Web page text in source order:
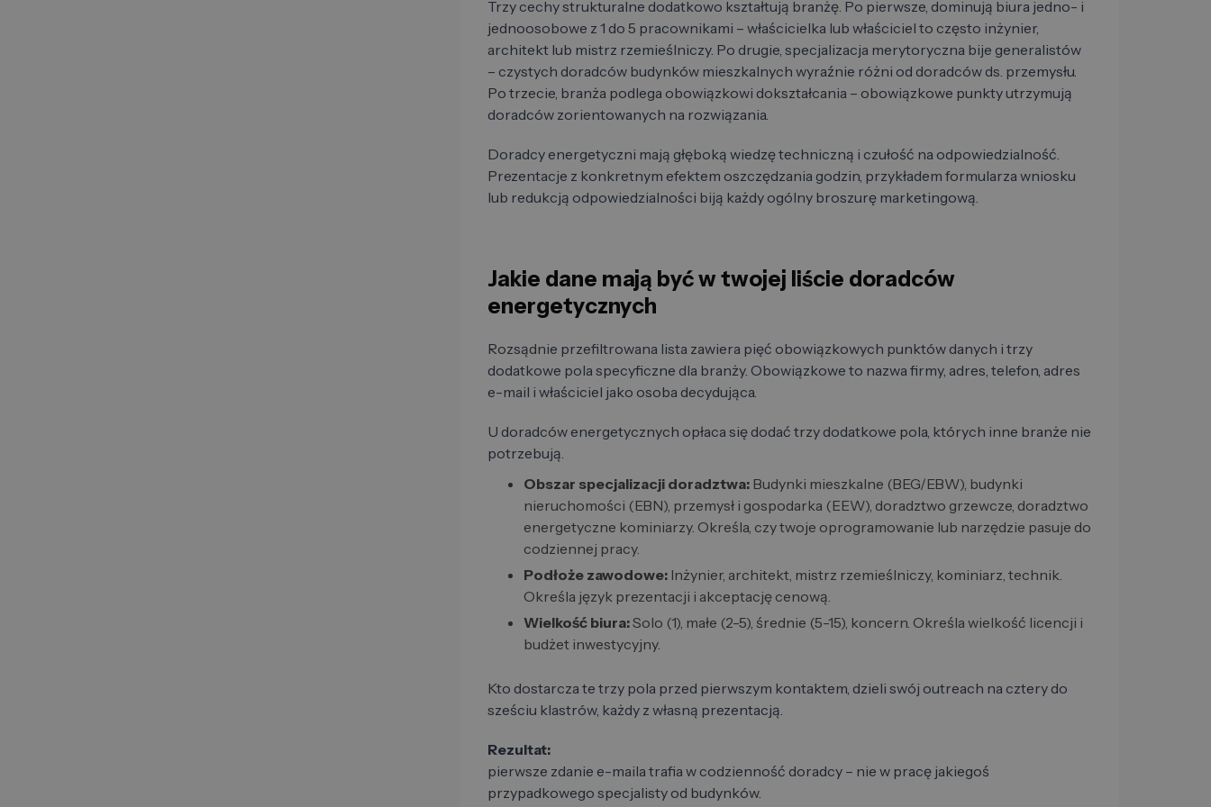
Trzy cechy strukturalne dodatkowo kształtują branżę. Po pierwsze, dominują biura jedno- i
jednoosobowe z 1 do 5 pracownikami – właścicielka lub właściciel to często inżynier,
architekt lub mistrz rzemieślniczy. Po drugie, specjalizacja merytoryczna bije generalistów
– czystych doradców budynków mieszkalnych wyraźnie różni od doradców ds. przemysłu.
Po trzecie, branża podlega obowiązkowi dokształcania – obowiązkowe punkty utrzymują
doradców zorientowanych na rozwiązania.
Doradcy energetyczni mają głęboką wiedzę techniczną i czułość na odpowiedzialność.
Prezentacje z konkretnym efektem oszczędzania godzin, przykładem formularza wniosku
lub redukcją odpowiedzialności biją każdy ogólny broszurę marketingową.
Jakie dane mają być w twojej liście doradców
energetycznych
Rozsądnie przefiltrowana lista zawiera pięć obowiązkowych punktów danych i trzy
dodatkowe pola specyficzne dla branży. Obowiązkowe to nazwa firmy, adres, telefon, adres
e-mail i właściciel jako osoba decydująca.
U doradców energetycznych opłaca się dodać trzy dodatkowe pola, których inne branże nie
potrzebują.
Obszar specjalizacji doradztwa: Budynki mieszkalne (BEG/EBW), budynki
nieruchomości (EBN), przemysł i gospodarka (EEW), doradztwo grzewcze, doradztwo
energetyczne kominiarzy. Określa, czy twoje oprogramowanie lub narzędzie pasuje do
codziennej pracy.
Podłoże zawodowe: Inżynier, architekt, mistrz rzemieślniczy, kominiarz, technik.
Określa język prezentacji i akceptację cenową.
Wielkość biura:Solo (1), małe (2-5), średnie (5-15), koncern. Określa wielkość licencji i
budżet inwestycyjny.
Kto dostarcza te trzy pola przed pierwszym kontaktem, dzieli swój outreach na cztery do
sześciu klastrów, każdy z własną prezentacją.
Rezultat:
pierwsze zdanie e-maila trafia w codzienność doradcy – nie w pracę jakiegoś
przypadkowego specjalisty od budynków.